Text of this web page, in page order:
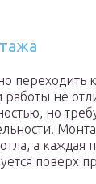
переходить
не
но
а каждая
поверх